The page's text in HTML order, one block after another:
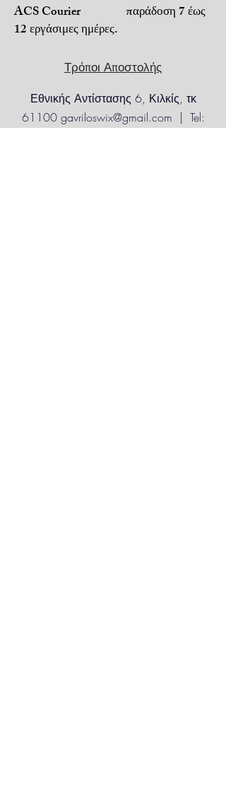
Πληρωμή με αντικαταβολή ή
PayPal ή κατάθεση σε
τραπεζικό λογαριασμό.
δυσπρόσιτες περιοχές,
ισχύουν προσαυξημένα έξοδα
αποστολής.
ACS Courier παράδοση 7 έως
12 εργάσιμες ημέρες.
Τρόποι Αποστολής
Εθνικής Αντίστασης 6, Κιλκίς, τκ
61100 gavriloswix@gmail.com | Tel: